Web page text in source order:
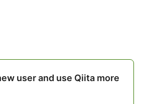
user and use Qiita more